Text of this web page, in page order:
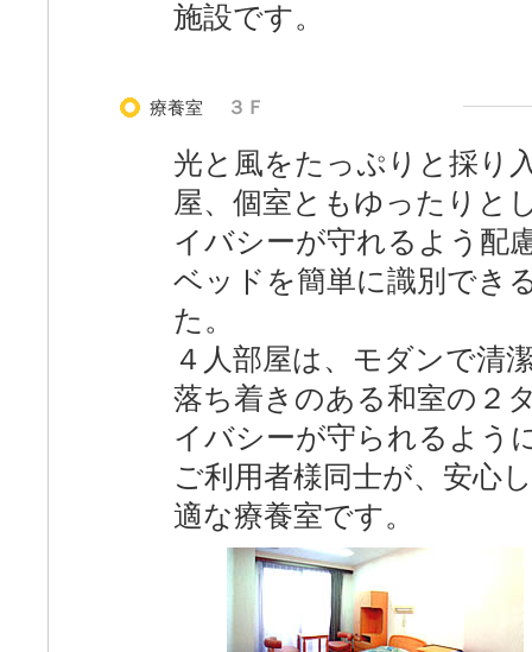
施設です。
療養室 ３Ｆ
光と風をたっぷりと採り
屋、個室ともゆったりと
イバシーが守れるよう配
ベッドを簡単に識別でき
た。
４人部屋は、モダンで清
落ち着きのある和室の２
イバシーが守られるよう
ご利用者様同士が、安心
適な療養室です。